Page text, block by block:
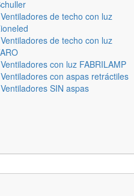
de techo con luz
de techo con luz
con luz FABRILAMP
con aspas retráctiles
SIN aspas